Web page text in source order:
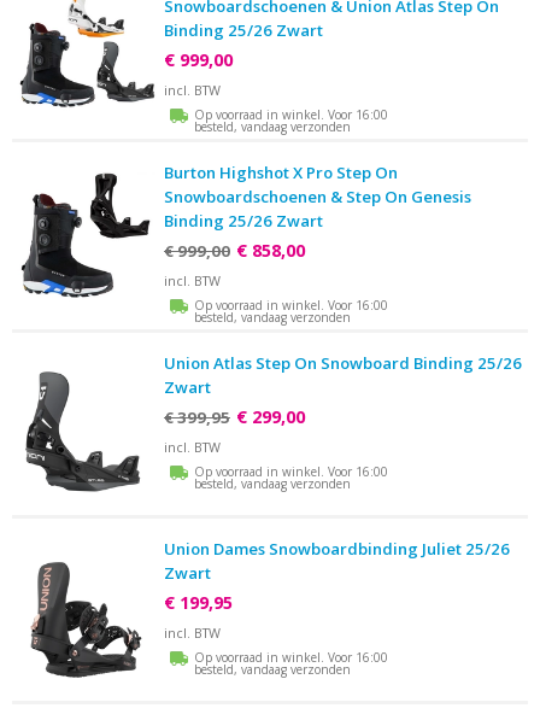
Snowboardschoenen & Union Atlas Step On
Binding 25/26 Zwart
€ 999,00
incl. BTW
Op voorraad in winkel. Voor 16:00
besteld, vandaag verzonden
Burton Highshot X Pro Step On
Snowboardschoenen & Step On Genesis
Binding 25/26 Zwart
€ 999,00 € 858,00
incl. BTW
Op voorraad in winkel. Voor 16:00
besteld, vandaag verzonden
Union Atlas Step On Snowboard Binding 25/26
Zwart
€ 399,95 € 299,00
incl. BTW
Op voorraad in winkel. Voor 16:00
besteld, vandaag verzonden
Union Dames Snowboardbinding Juliet 25/26
Zwart
€ 199,95
incl. BTW
Op voorraad in winkel. Voor 16:00
besteld, vandaag verzonden